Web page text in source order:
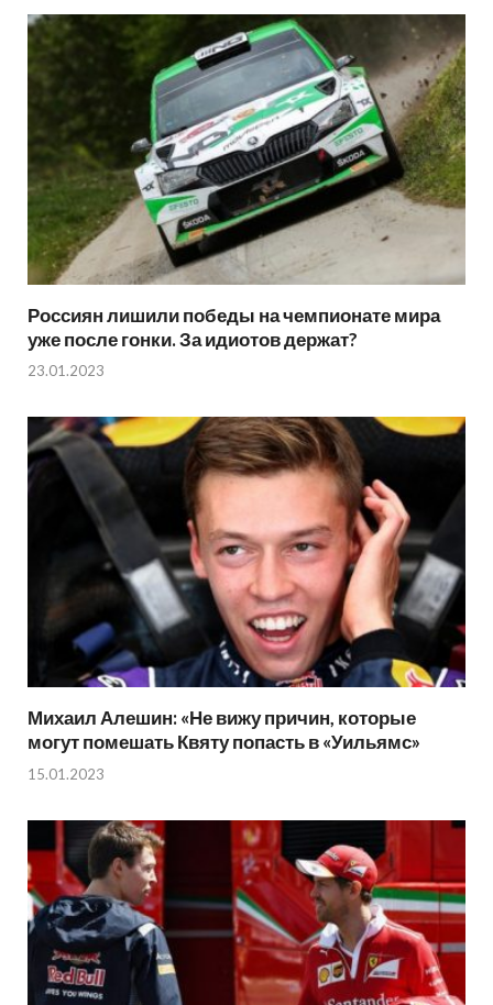
Россиян лишили победы на чемпионате мира
уже после гонки. За идиотов держат?
23.01.2023
Михаил Алешин: «Не вижу причин, которые
могут помешать Квяту попасть в «Уильямс»
15.01.2023